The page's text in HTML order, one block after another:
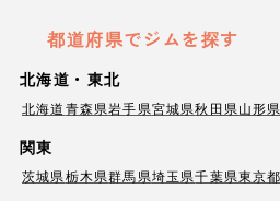
都道府県でジムを探す
北海道・東北
北海道青森県岩手県宮城県秋田県山形県
関東
茨城県栃木県群馬県埼玉県千葉県東京都